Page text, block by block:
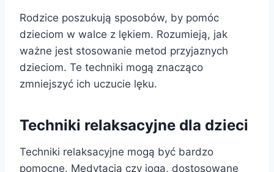
Rodzice poszukują sposobów, by pomóc
dzieciom w walce z lękiem. Rozumieją, jak
ważne jest stosowanie metod przyjaznych
dzieciom. Te techniki mogą znacząco
zmniejszyć ich uczucie lęku.
Techniki relaksacyjne dla dzieci
Techniki relaksacyjne mogą być bardzo
pomocne. Medytacja czy joga, dostosowane